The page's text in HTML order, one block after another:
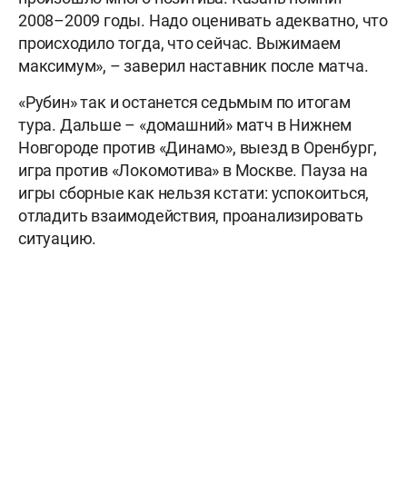
2008–2009 годы. Надо оценивать адекватно, что
происходило тогда, что сейчас. Выжимаем
максимум», – заверил наставник после матча.
«Рубин» так и останется седьмым по итогам
тура. Дальше – «домашний» матч в Нижнем
Новгороде против «Динамо», выезд в Оренбург,
игра против «Локомотива» в Москве. Пауза на
игры сборные как нельзя кстати: успокоиться,
отладить взаимодействия, проанализировать
ситуацию.